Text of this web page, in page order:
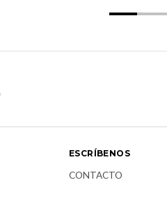
ESCRÍBENOS
CONTACTO